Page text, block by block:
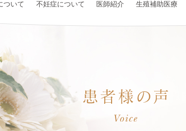
ついて 不妊症について 医師紹介 生殖補助医療